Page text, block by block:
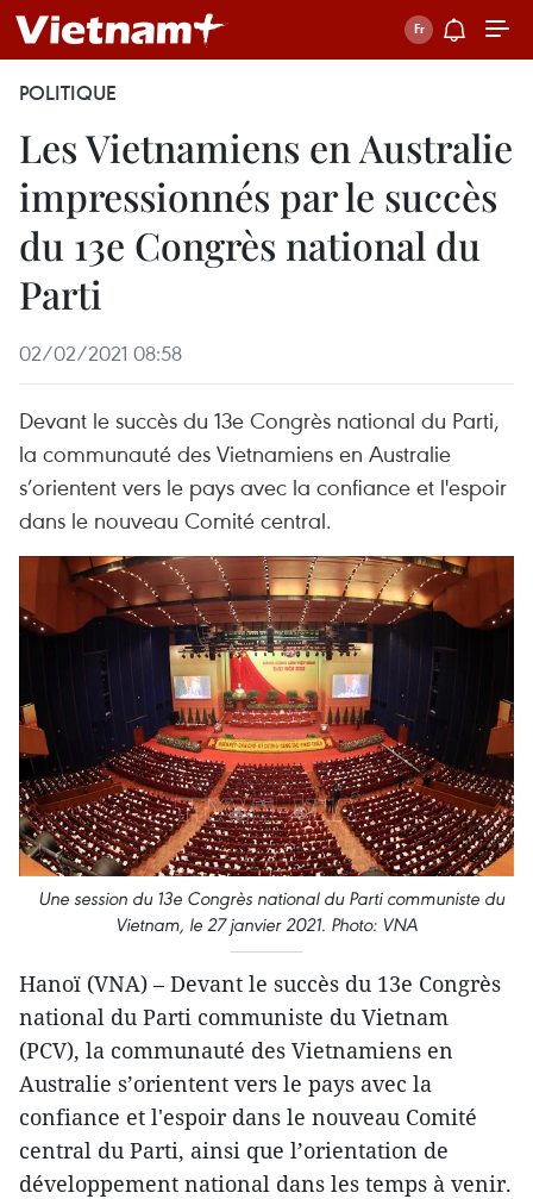
POLITIQUE
Les Vietnamiens en Australie
impressionnés par le succès
du 13e Congrès national du
Parti
02/02/2021 08:58
Devant le succès du 13e Congrès national du Parti,
la communauté des Vietnamiens en Australie
s’orientent vers le pays avec la confiance et l'espoir
dans le nouveau Comité central.
Une session du 13e Congrès national du Parti communiste du
Vietnam, le 27 janvier 2021. Photo: VNA
Hanoï (VNA) – Devant le succès du 13e Congrès
national du Parti communiste du Vietnam
(PCV), la communauté des Vietnamiens en
Australie s’orientent vers le pays avec la
confiance et l'espoir dans le nouveau Comité
central du Parti, ainsi que l’orientation de
développement national dans les temps à venir.